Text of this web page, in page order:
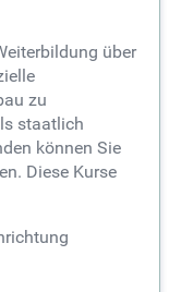
über
zu
staatlich
können Sie
Diese Kurse